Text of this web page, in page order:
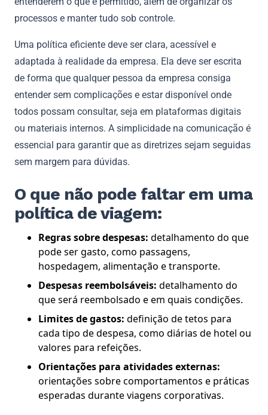
processos e manter tudo sob controle.
Uma política eficiente deve ser clara, acessível e
adaptada à realidade da empresa. Ela deve ser escrita
de forma que qualquer pessoa da empresa consiga
entender sem complicações e estar disponível onde
todos possam consultar, seja em plataformas digitais
ou materiais internos. A simplicidade na comunicação é
essencial para garantir que as diretrizes sejam seguidas
sem margem para dúvidas.
O que não pode faltar em uma
política de viagem:
Regras sobre despesas: detalhamento do que
pode ser gasto, como passagens,
hospedagem, alimentação e transporte.
Despesas reembolsáveis: detalhamento do
que será reembolsado e em quais condições.
Limites de gastos: definição de tetos para
cada tipo de despesa, como diárias de hotel ou
valores para refeições.
Orientações para atividades externas:
orientações sobre comportamentos e práticas
esperadas durante viagens corporativas.